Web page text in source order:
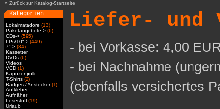
» Zurück zur Katalog-Startseite
Kategorien
Lokalmatadore (13)
Paketangebote-> (6)
CDs-> (595)
LPs/10"-> (449)
7"-> (34)
Kassetten
DVDs (6)
Videos
VCD (1)
Kapuzenpulli
T-Shirts (2)
Badges / Anstecker(1)
Aufkleber
Aufnäher
Lesestoff (19)
Urlaub
Liefer- und
- bei Vorkasse: 4,00
- bei Nachnahme
(ebenfalls versichertes